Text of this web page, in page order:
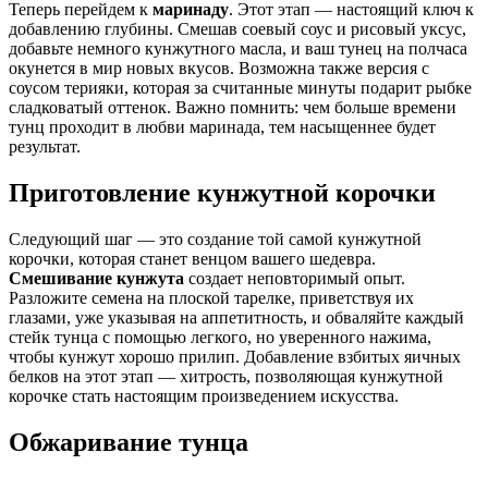
Теперь перейдем к маринаду. Этот этап — настоящий ключ к
добавлению глубины. Смешав соевый соус и рисовый уксус,
добавьте немного кунжутного масла, и ваш тунец на полчаса
окунется в мир новых вкусов. Возможна также версия с
соусом терияки, которая за считанные минуты подарит рыбке
сладковатый оттенок. Важно помнить: чем больше времени
тунц проходит в любви маринада, тем насыщеннее будет
результат.
Приготовление кунжутной корочки
Следующий шаг — это создание той самой кунжутной
корочки, которая станет венцом вашего шедевра.
Смешивание кунжута создает неповторимый опыт.
Разложите семена на плоской тарелке, приветствуя их
глазами, уже указывая на аппетитность, и обваляйте каждый
стейк тунца с помощью легкого, но уверенного нажима,
чтобы кунжут хорошо прилип. Добавление взбитых яичных
белков на этот этап — хитрость, позволяющая кунжутной
корочке стать настоящим произведением искусства.
Обжаривание тунца